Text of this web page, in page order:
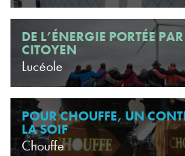
DE L’ÉNERGIE PORTÉE
CITOYEN
Lucéole
POUR CHOUFFE, UN
LA SOIF
Chouffe